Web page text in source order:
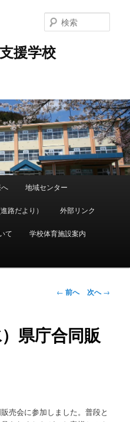
援学校
索
地域センター
路だより） 外部リンク
て 学校体育施設案内
投
ビ
ゲ
← 前へ 次へ→
県庁合同販
売会に参加しました。普段と